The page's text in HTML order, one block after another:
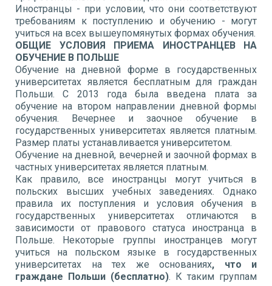
Иностранцы - при условии, что они соответствуют
требованиям к поступлению и обучению - могут
учиться на всех вышеупомянутых формах обучения.
ОБЩИЕ УСЛОВИЯ ПРИЕМА ИНОСТРАНЦЕВ НА
ОБУЧЕНИЕ В ПОЛЬШЕ
Обучение на дневной форме в государственных
университетах является бесплатным для граждан
Польши. С 2013 года была введена плата за
обучение на втором направлении дневной формы
обучения. Вечернее и заочное обучение в
государственных университетах является платным.
Размер платы устанавливается университетом.
Обучение на дневной, вечерней и заочной формах в
частных университетах является платным.
Как правило, все иностранцы могут учиться в
польских высших учебных заведениях. Однако
правила их поступления и условия обучения в
государственных университетах отличаются в
зависимости от правового статуса иностранца в
Польше. Некоторые группы иностранцев могут
учиться на польском языке в государственных
университетах на тех же основаниях, что и
граждане Польши (бесплатно). К таким группам